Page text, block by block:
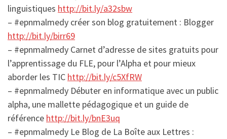
linguistiques http://bit.ly/a32sbw
– #epnmalmedy créer son blog gratuitement : Blogger
http://bit.ly/birr69
– #epnmalmedy Carnet d’adresse de sites gratuits pour
l’apprentissage du FLE, pour l’Alpha et pour mieux
aborder les TIC http://bit.ly/c5XfRW
– #epnmalmedy Débuter en informatique avec un public
alpha, une mallette pédagogique et un guide de
référence http://bit.ly/bnE3uq
– #epnmalmedy Le Blog de La Boîte aux Lettres :